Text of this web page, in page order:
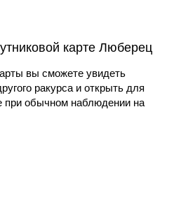
карте Люберец
вы сможете увидеть
ракурса и открыть для
при обычном наблюдении на